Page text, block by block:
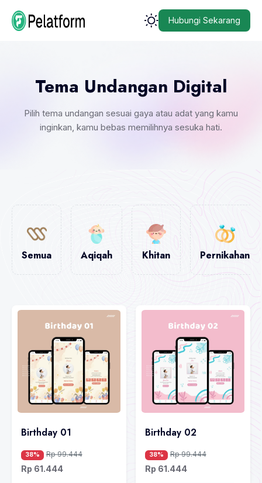
Hubungi Sekarang
Tema Undangan Digital
Pilih tema undangan sesuai gaya atau adat yang kamu
inginkan, kamu bebas memilihnya sesuka hati.
Semua Aqiqah Khitan Pernikahan
Birthday 01
38% Rp 99.444
Rp 61.444
Birthday 02
38% Rp 99.444
Rp 61.444